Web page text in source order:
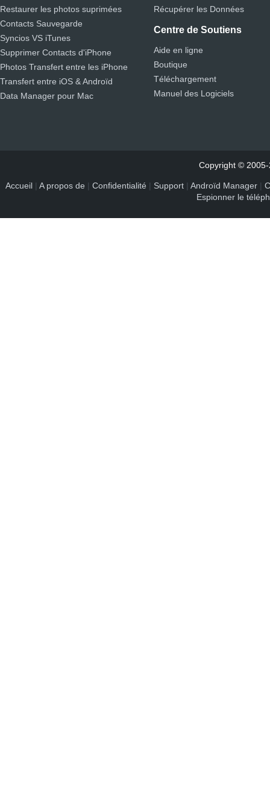
Restaurer les photos suprimées
Contacts Sauvegarde
Syncios VS iTunes
Supprimer Contacts d'iPhone
Photos Transfert entre les iPhone
Transfert entre iOS & Androïd
Data Manager pour Mac
Récupérer les Données
Centre de Soutiens
Aide en ligne
Boutique
Téléchargement
Manuel des Logiciels
Copyright ©
Accueil| A propos de | Confidentialité | Support| Androïd Manager|
Espionner le